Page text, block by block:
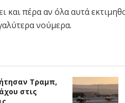
και πέρα αν όλα αυτά
νούμερα.
Τραμπ,
στις